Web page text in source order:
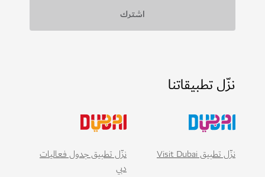
نزّل تطبيقاتنا
نزّل تطبيق Visit Dubai
نزّل تطبيق جدول فعاليات
دبي